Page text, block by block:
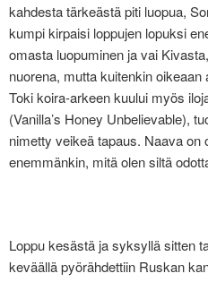
kahdesta tärkeästä piti luopua,
kumpi kirpaisi loppujen lopuksi
omasta luopuminen ja vai
nuorena, mutta kuitenkin
Toki koira-arkeen kuului myös
(Vanilla’s Honey Unbelievable),
nimetty veikeä tapaus. Naava on
enemmänkin, mitä olen siltä
Loppu kesästä ja syksyllä sitten
keväällä pyörähdettiin Ruskan